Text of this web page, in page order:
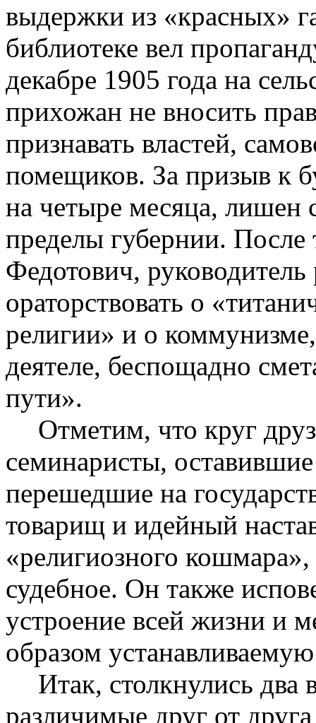
выдержки из «красных»
библиотеке вел
декабре 1905 года на
прихожан не вносить
признавать властей,
помещиков. За призыв к
на четыре месяца, лишен
пределы губернии.
Федотович,
ораторствовать о
религии» и о
деятеле, беспощадно
пути».
Отметим, что круг
семинаристы,
перешедшие на
товарищ и идейный
«религиозного
судебное. Он также
устроение всей жизни и
образом
Итак, столкнулись два
различимые друг от